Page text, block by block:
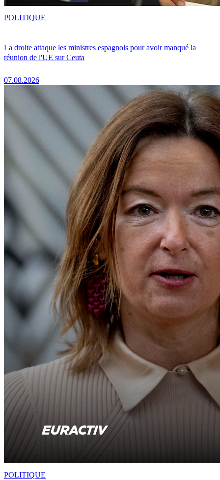
La droite attaque les ministres espagnols pour avoir manqué la
réunion de l'UE sur Ceuta
07.08.2026
POLITIQUE
POLITIQUE